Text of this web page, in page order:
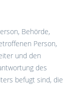
Behörde,
Person,
und den
des
befugt sind, die